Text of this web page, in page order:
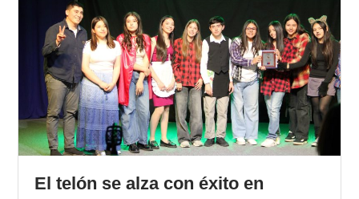
El telón se alza con éxito en